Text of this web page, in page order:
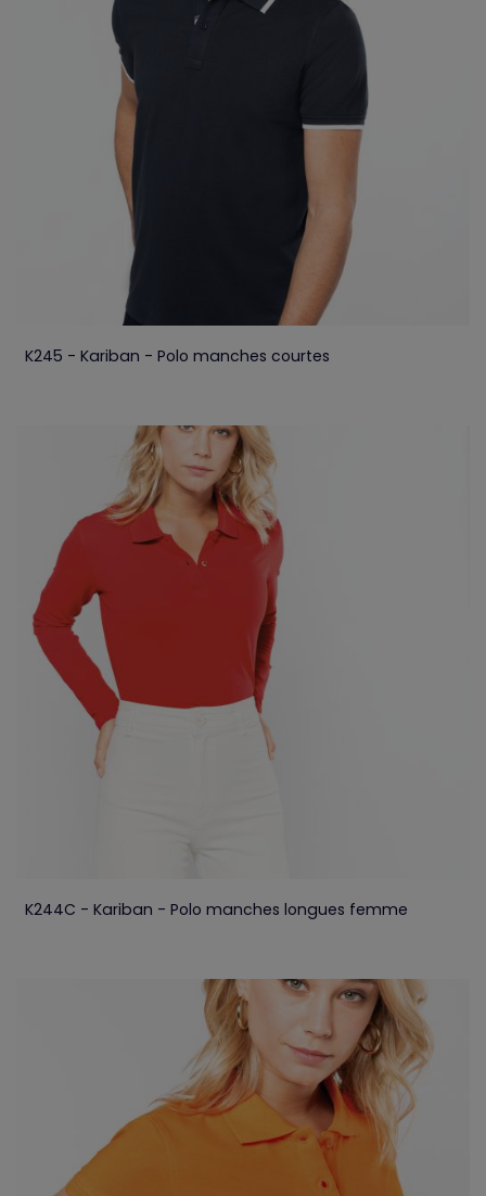
K245 - Kariban - Polo manches courtes
K244C - Kariban - Polo manches longues femme